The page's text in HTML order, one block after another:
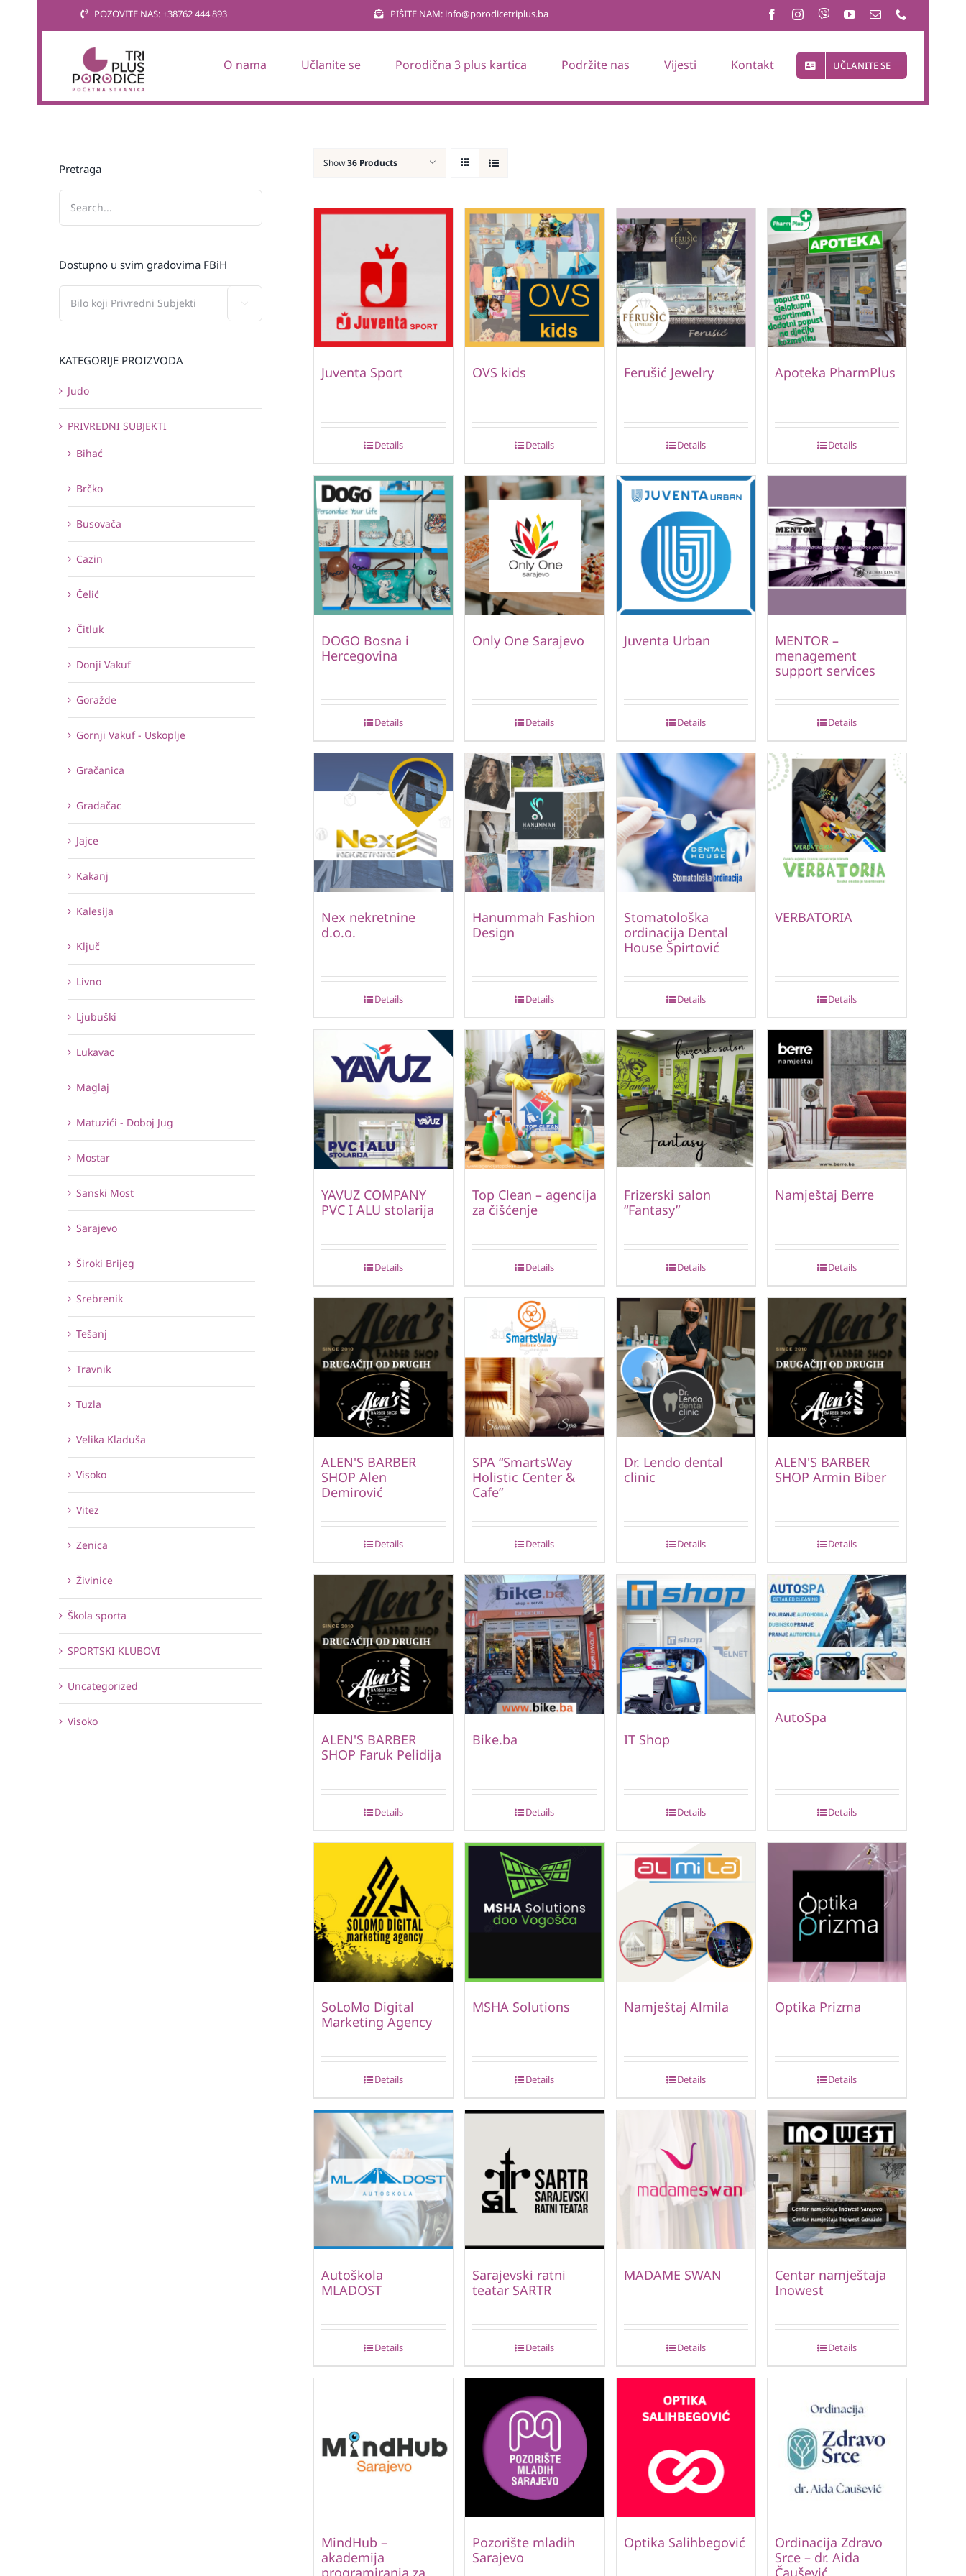
POZOVITE NAS: +38762 444 893 PIŠITE NAM: info@porodicetriplus.ba
O nama Učlanite se Porodična 3 plus kartica Podržite nas Vijesti Kontakt UČLANITE SE
Show36 Products
Juventa Sport
Details
OVS kids
Details
Ferušić Jewelry
Details
Apoteka PharmPlus
Details
DOGO Bosna i
Hercegovina
Details
Only One Sarajevo
Details
Juventa Urban
Details
MENTOR –
menagement
support services
Details
Nex nekretnine
d.o.o.
Details
Hanummah Fashion
Design
Details
Stomatološka
ordinacija Dental
House Špirtović
Details
VERBATORIA
Details
YAVUZ COMPANY
PVC I ALU stolarija
Details
Top Clean – agencija
za čišćenje
Details
Frizerski salon
“Fantasy”
Details
Namještaj Berre
Details
ALEN'S BARBER
SHOP Alen
Demirović
Details
SPA “SmartsWay
Holistic Center &
Cafe”
Details
Dr. Lendo dental
clinic
Details
ALEN'S BARBER
SHOP Armin Biber
Details
ALEN'S BARBER
SHOP Faruk Pelidija
Details
Bike.ba
Details
IT Shop
Details
AutoSpa
Details
SoLoMo Digital
Marketing Agency
Details
MSHA Solutions
Details
Namještaj Almila
Details
Optika Prizma
Details
Autoškola
MLADOST
Details
Sarajevski ratni
teatar SARTR
Details
MADAME SWAN
Details
Centar namještaja
Inowest
Details
MindHub –
akademija
programiranja za
Pozorište mladih
Sarajevo
Optika Salihbegović
Ordinacija Zdravo
Srce – dr. Aida
Čaušević
Pretraga
Dostupno u svim gradovima FBiH
KATEGORIJE PROIZVODA
Judo
PRIVREDNI SUBJEKTI
Bihać
Brčko
Busovača
Cazin
Čelić
Čitluk
Donji Vakuf
Goražde
Gornji Vakuf - Uskoplje
Gračanica
Gradačac
Jajce
Kakanj
Kalesija
Ključ
Livno
Ljubuški
Lukavac
Maglaj
Matuzići - Doboj Jug
Mostar
Sanski Most
Sarajevo
Široki Brijeg
Srebrenik
Tešanj
Travnik
Tuzla
Velika Kladuša
Visoko
Vitez
Zenica
Živinice
Škola sporta
SPORTSKI KLUBOVI
Uncategorized
Visoko